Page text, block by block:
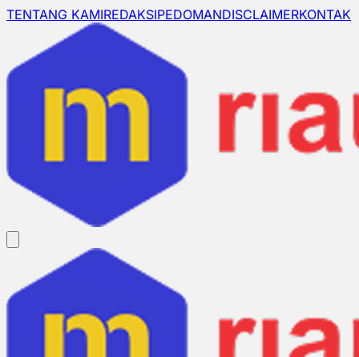
TENTANG KAMIREDAKSIPEDOMANDISCLAIMERKONTAK